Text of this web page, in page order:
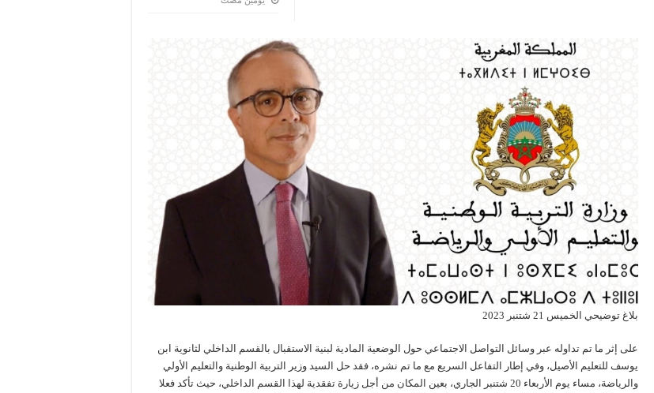
بلاغ توضيحي الخميس 21 شتنبر 2023
على إثر ما تم تداوله عبر وسائل التواصل الاجتماعي حول الوضعية المادية لبنية الاستقبال بالقسم الداخلي لثانوية ابن
يوسف للتعليم الأصيل، وفي إطار التفاعل السريع مع ما تم نشره، فقد حل السيد وزير التربية الوطنية والتعليم الأولي
والرياضة، مساء يوم الأربعاء 20 شتنبر الجاري، بعين المكان من أجل زيارة تفقدية لهذا القسم الداخلي، حيث تأكد فعلا